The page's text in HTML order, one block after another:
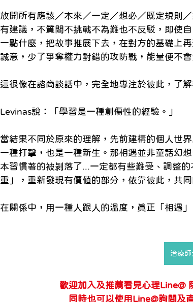
放開所有應該／本來／一定／想必／既定規則
有建議，不質問不挑戰不為難也不反駁，即使
一點什麼，把故事推展下去，在對方的基礎上
誠意，少了爭奪權力對錯的攻防戰，能量便不
這很像在諮商談話中，完全地專注於彼此，了
Levinas說：「學習是一種創傷性的經驗。」
當結果不同於原來的理解，先前建構的個人世
一種打擊，也是一種新生。那相遇並非童話幻
本習慣著的被剝落了...一定都有些難受、調整
重」，重新發現有價值的部分，依靠彼此，共
在關係中，用一種人跟人的溫度，真正「相遇」
治療師
歡迎加入及推薦看見心理Line@
同時也可以使用Line@詢問及